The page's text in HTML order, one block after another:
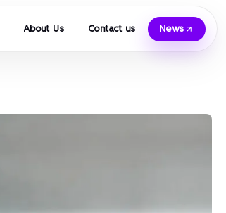
About Us Contact us News